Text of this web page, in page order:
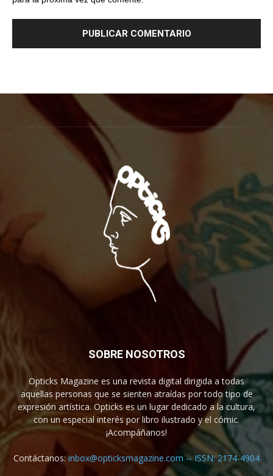
SOBRE NOSOTROS
Opticks Magazine es una revista digital dirigida a todas
aquellas personas que se sienten atraídas por todo tipo de
expresión artística. Opticks es un lugar dedicado a la cultura,
con un especial interés por libro ilustrado y el cómic.
¡Acompáñanos!
Contáctanos:inbox@opticksmagazine.com -- ISSN: 2174-4904